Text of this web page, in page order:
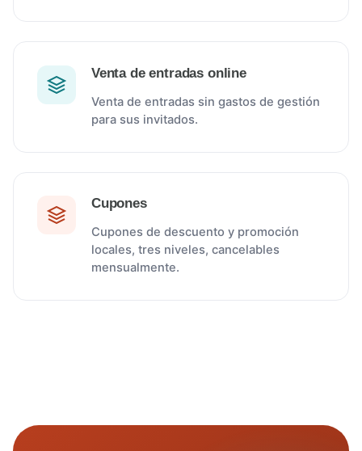
Venta de entradas online
Venta de entradas sin gastos de gestión
para sus invitados.
Cupones
Cupones de descuento y promoción
locales, tres niveles, cancelables
mensualmente.